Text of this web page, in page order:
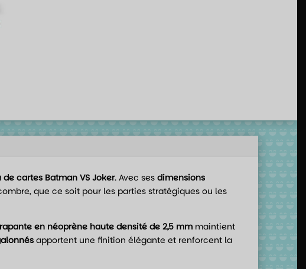
cartes Batman VS Joker. Avec sesdimensions
que ce soit pour les parties stratégiques ou les
en néoprène haute densité de 2,5 mm maintient
apportent une finition élégante et renforcent la